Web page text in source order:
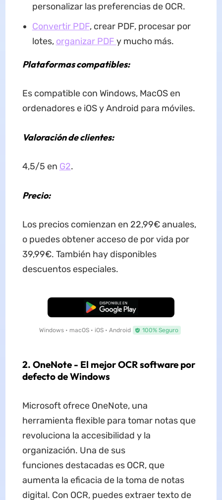
personalizar las preferencias de OCR.
Convertir PDF, crear PDF, procesar por
lotes, organizar PDF y mucho más.
Plataformas compatibles:
Es compatible con Windows, MacOS en
ordenadores e iOS y Android para móviles.
Valoración de clientes:
4,5/5 en G2.
Precio:
Los precios comienzan en 22,99€ anuales,
o puedes obtener acceso de por vida por
39,99€. También hay disponibles
descuentos especiales.
Descarga Gratuita
Windows • macOS • iOS • Android 100% Seguro
2. OneNote - El mejor OCR software por
defecto de Windows
Microsoft ofrece OneNote, una
herramienta flexible para tomar notas que
revoluciona la accesibilidad y la
organización. Una de sus
funciones destacadas es OCR, que
aumenta la eficacia de la toma de notas
digital. Con OCR, puedes extraer texto de